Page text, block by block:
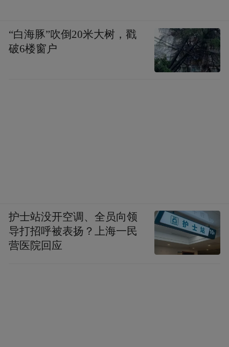
“白海豚”吹倒20米大树，戳
破6楼窗户
护士站没开空调、全员向领
导打招呼被表扬？上海一民
营医院回应